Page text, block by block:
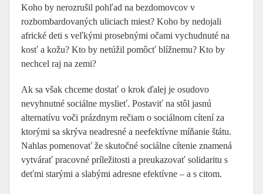
Koho by nerozrušil pohľad na bezdomovcov v
rozbombardovaných uliciach miest? Koho by nedojali
africké deti s veľkými prosebnými očami vychudnuté na
kosť a kožu? Kto by netúžil pomôcť blížnemu? Kto by
nechcel raj na zemi?
Ak sa však chceme dostať o krok ďalej je osudovo
nevyhnutné sociálne myslieť. Postaviť na stôl jasnú
alternatívu voči prázdnym rečiam o sociálnom cítení za
ktorými sa skrýva neadresné a neefektívne míňanie štátu.
Nahlas pomenovať že skutočné sociálne cítenie znamená
vytvárať pracovné príležitosti a preukazovať solidaritu s
deťmi starými a slabými adresne efektívne – a s citom.